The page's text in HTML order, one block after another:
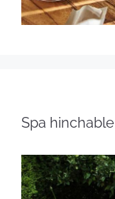
Spa hinchable